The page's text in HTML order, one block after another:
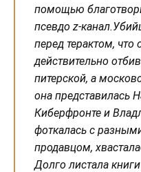
помощью
псевдо z-
перед терактом, что
действительно
питерской, а
она представилась
Киберфронте и
фоткалась с
продавцом,
Долго листала